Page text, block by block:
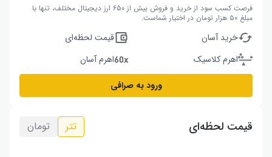
فرصت کسب سود از خرید و فروش بیش از ۶۵۰ ارز دیجیتال مختلف، تنها با
مبلغ ۵۰ هزار تومان در اختیار شماست.
خرید آسان
قیمت لحظه‌ای
اهرم کلاسیک
اهرم آسان
ورود به صرافی
قیمت لحظه‌ای تتر تومان